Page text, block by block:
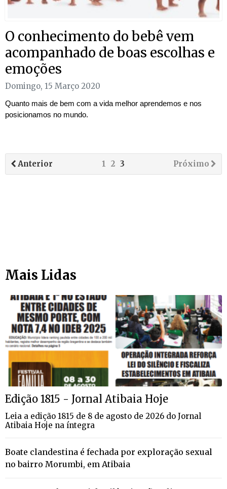
O conhecimento do bebê vem
acompanhado de boas escolhas e
emoções
Domingo, 15 Março 2020
Quanto mais de bem com a vida melhor aprendemos e nos
posicionamos no mundo.
Anterior Próximo
1 2 3
Mais Lidas
Edição 1815 - Jornal Atibaia Hoje
Leia a edição 1815 de 8 de agosto de 2026 do Jornal
Atibaia Hoje na íntegra
Boate clandestina é fechada por exploração sexual
no bairro Morumbi, em Atibaia